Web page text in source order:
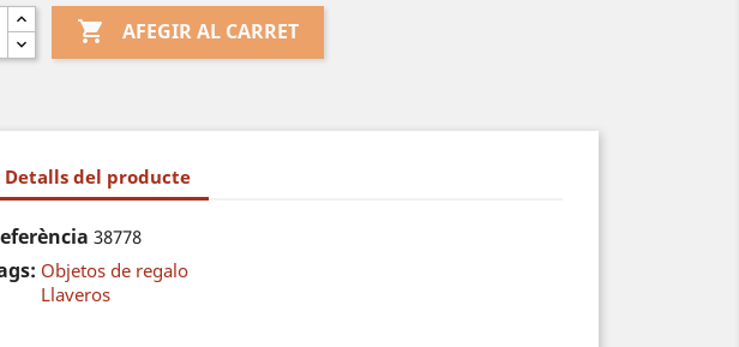
 AFEGIR AL CARRET
Detalls del producte
38778
Objetos de regalo
Llaveros